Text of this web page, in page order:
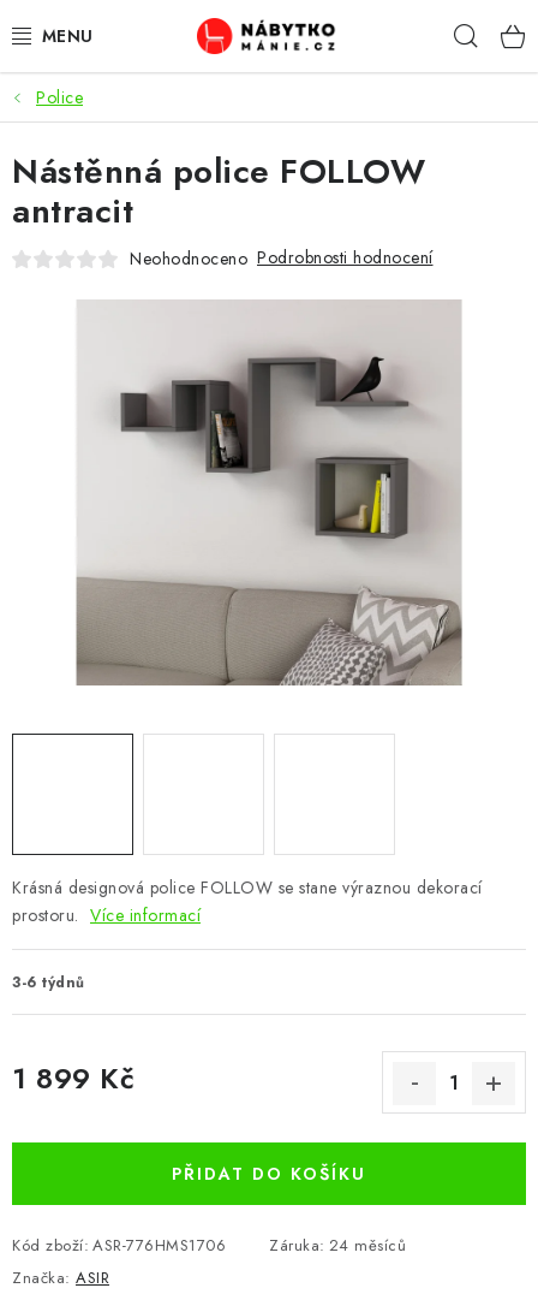
na
OBÝVACÍ POKOJ
KUCHYŇ A JÍDELNA
LOŽNICE
KOUPELNA A WC
ZAHRADA
OSTATNÍ
VÝPRODEJ
Vše o nákupu Info
Police
Krásná designová police FOLLOW se stane výraznou dekorací
prostoru. Více informací
3-6 týdnů
1 899 Kč
PŘIDAT DO KOŠÍKU
Kód zboží: ASR-776HMS1706 Záruka: 24 měsíců
Značka: ASIR
Nástěnná police FOLLOW
antracit
Neohodnoceno Podrobnosti hodnocení